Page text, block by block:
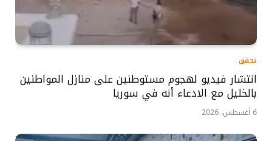
تحقق
انتشار فيديو لهجوم مستوطنين على منازل المواطنين
بالخليل مع الادعاء أنه في سوريا
6 أغسطس، 2026